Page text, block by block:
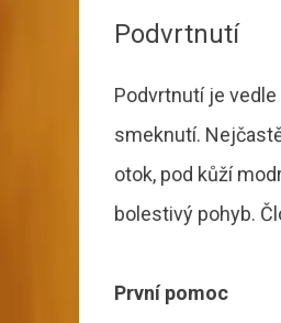
Podvrtnutí
Podvrtnutí je
smeknutí.
otok, pod kůží
bolestivý pohyb.
První pomoc